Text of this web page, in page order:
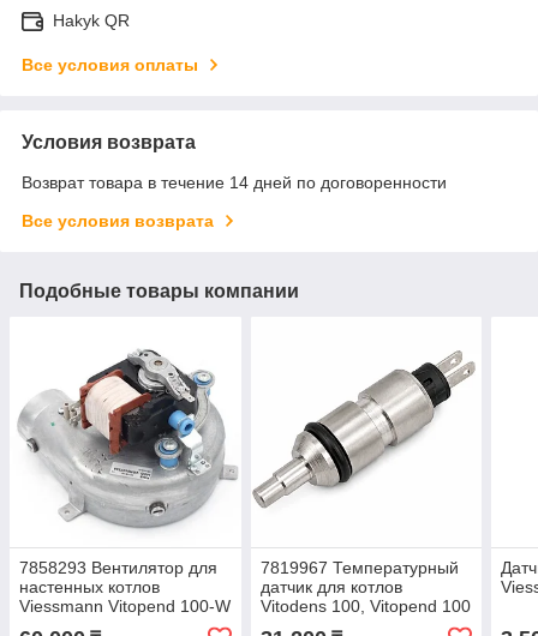
Hakyk QR
Все условия оплаты
Условия возврата
Возврат товара в течение 14 дней по договоренности
Все условия возврата
Подобные товары компании
7858293 Вентилятор для
настенных котлов
Viessmann Vitopend 100-W
A1JB/A1HB 12-24
7819967 Температурный
датчик для котлов
Vitodens 100, Vitopend 100